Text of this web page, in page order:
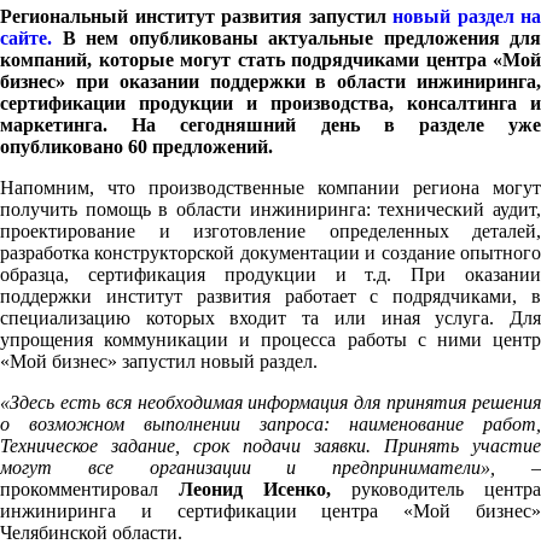
Региональный институт развития запустил новый раздел на
сайте. В нем опубликованы актуальные предложения для
компаний, которые могут стать подрядчиками центра «Мой
бизнес» при оказании поддержки в области инжиниринга,
сертификации продукции и производства, консалтинга и
маркетинга. На сегодняшний день в разделе уже
опубликовано 60 предложений.
Напомним, что производственные компании региона могут
получить помощь в области инжиниринга: технический аудит,
проектирование и изготовление определенных деталей,
разработка конструкторской документации и создание опытного
образца, сертификация продукции и т.д. При оказании
поддержки институт развития работает с подрядчиками, в
специализацию которых входит та или иная услуга. Для
упрощения коммуникации и процесса работы с ними центр
«Мой бизнес» запустил новый раздел.
«Здесь есть вся необходимая информация для принятия решения
о возможном выполнении запроса: наименование работ,
Техническое задание, срок подачи заявки. Принять участие
могут все организации и предприниматели», –
прокомментировал Леонид Исенко, руководитель центра
инжиниринга и сертификации центра «Мой бизнес»
Челябинской области.